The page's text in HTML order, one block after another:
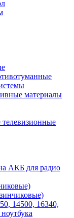
материалы
АКБ для радио
14500, 16340,